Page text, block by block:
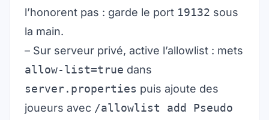
l’honorent pas : garde le port 19132 sous
la main.
– Sur serveur privé, active l’allowlist : mets
allow-list=true dans
server.properties puis ajoute des
joueurs avec /allowlist add Pseudo